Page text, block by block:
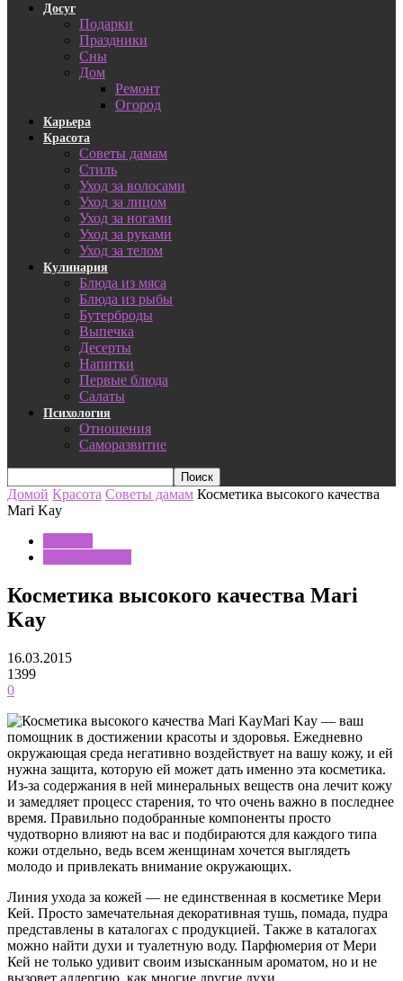
Досуг
Подарки
Праздники
Сны
Дом
Ремонт
Огород
Карьера
Красота
Советы дамам
Стиль
Уход за волосами
Уход за лицом
Уход за ногами
Уход за руками
Уход за телом
Кулинария
Блюда из мяса
Блюда из рыбы
Бутерброды
Выпечка
Десерты
Напитки
Первые блюда
Салаты
Психология
Отношения
Саморазвитие
Домой Красота Советы дамам Косметика высокого качества
Mari Kay
Косметика высокого качества Mari
Kay
16.03.2015
1399
0
Mari Kay — ваш
помощник в достижении красоты и здоровья. Ежедневно
окружающая среда негативно воздействует на вашу кожу, и ей
нужна защита, которую ей может дать именно эта косметика.
Из-за содержания в ней минеральных веществ она лечит кожу
и замедляет процесс старения, то что очень важно в последнее
время. Правильно подобранные компоненты просто
чудотворно влияют на вас и подбираются для каждого типа
кожи отдельно, ведь всем женщинам хочется выглядеть
молодо и привлекать внимание окружающих.
Линия ухода за кожей — не единственная в косметике Мери
Кей. Просто замечательная декоративная тушь, помада, пудра
представлены в каталогах с продукцией. Также в каталогах
можно найти духи и туалетную воду. Парфюмерия от Мери
Кей не только удивит своим изысканным ароматом, но и не
вызовет аллергию, как многие другие духи.